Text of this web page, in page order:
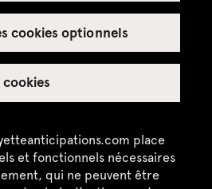
place
et fonctionnels nécessaires
qui ne peuvent être
cookies optionnels